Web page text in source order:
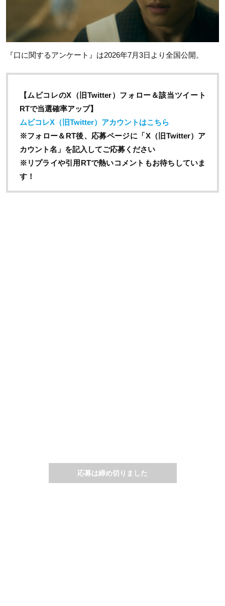
『口に関するアンケート』は2026年7月3日より全国公開。
【ムビコレのX（旧Twitter）フォロー＆該当ツイート
RTで当選確率アップ】
ムビコレX（旧Twitter）アカウントはこちら
※フォロー＆RT後、応募ページに「X（旧Twitter）ア
カウント名」を記入してご応募ください
※リプライや引用RTで熱いコメントもお待ちしていま
す！
応募は締め切りました